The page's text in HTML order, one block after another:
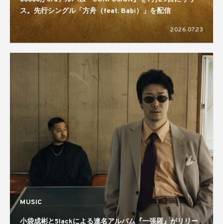
ス。先行シングル「方舟（feat. Babi）」を配信
2026.07.23
MUSIC
小袋成彬と5lackによる連名アルバム『一張羅』がリリー